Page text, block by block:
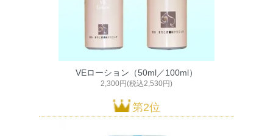
VEローション（50ml／100ml）
2,300円(税込2,530円)
第2位